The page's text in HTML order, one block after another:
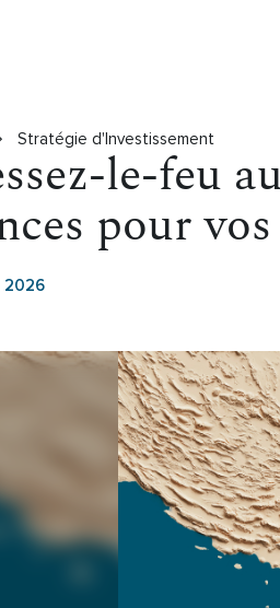
Stratégie d'Investissement
le-feu
pour
2026